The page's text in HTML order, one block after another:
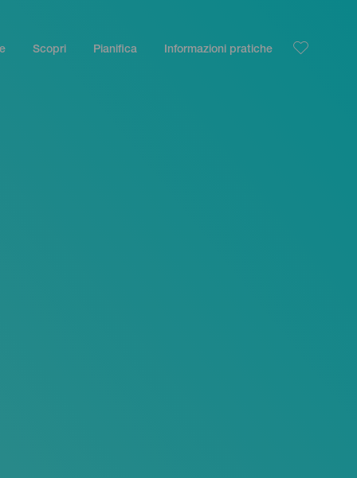
Scopri Pianifica Informazioni pratiche